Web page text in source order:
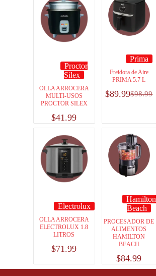
Proctor
Silex
OLLA ARROCERA
MULTI-USOS
PROCTOR SILEX
$41.99
Prima
Freidora de Aire
PRIMA 5.7 L
$98.99
$89.99
Electrolux
OLLA ARROCERA
ELECTROLUX 1.8
LITROS
$71.99
Hamilton
Beach
PROCESADOR DE
ALIMENTOS
HAMILTON
BEACH
$84.99